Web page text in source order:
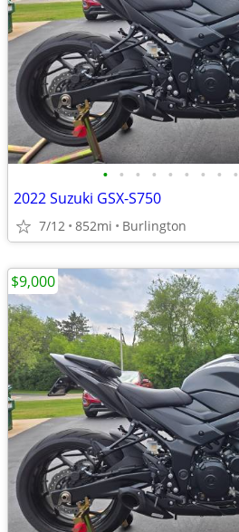
• • • • • • • • •
2022 Suzuki GSX-S750
7/12 852mi Burlington
$9,000